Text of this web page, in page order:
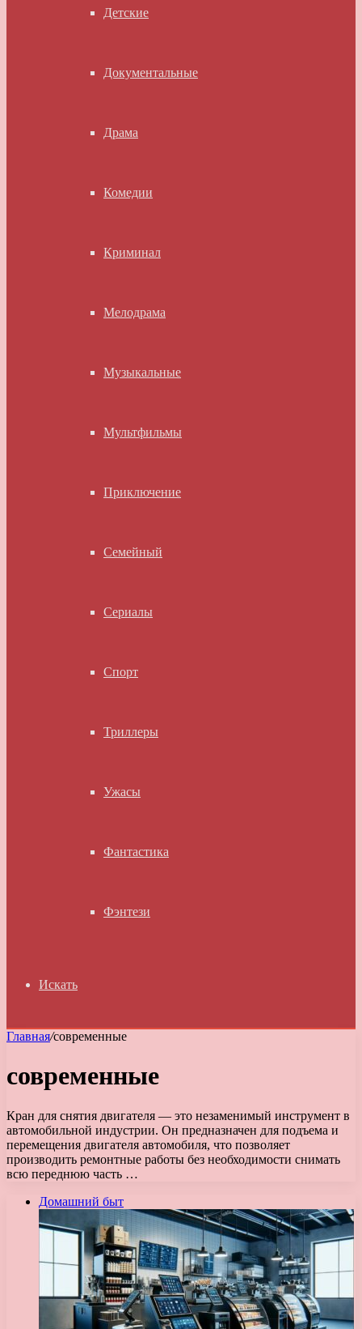
Детские
Документальные
Драма
Комедии
Криминал
Мелодрама
Музыкальные
Мультфильмы
Приключение
Семейный
Сериалы
Спорт
Триллеры
Ужасы
Фантастика
Фэнтези
Искать
Главная/современные
современные
Кран для снятия двигателя — это незаменимый инструмент в
автомобильной индустрии. Он предназначен для подъема и
перемещения двигателя автомобиля, что позволяет
производить ремонтные работы без необходимости снимать
всю переднюю часть …
Домашний быт